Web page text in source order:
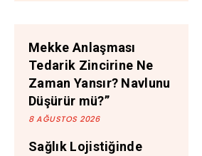
Mekke Anlaşması
Tedarik Zincirine Ne
Zaman Yansır? Navlunu
Düşürür mü?”
8 AĞUSTOS 2026
Sağlık Lojistiğinde